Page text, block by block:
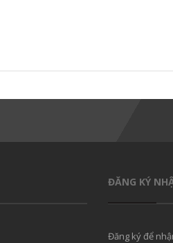
ĐĂNG KÝ
Đăng ký để